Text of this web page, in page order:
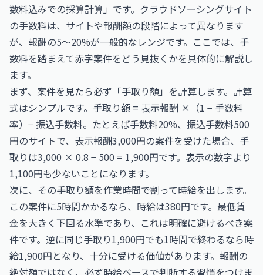
数料込みでの採算計算」です。クラウドソーシングサイト
の手数料は、サイトや報酬額の段階によって異なります
が、報酬の5〜20%が一般的なレンジです。ここでは、手
数料を踏まえて赤字案件をどう見抜くかを具体的に解説し
ます。
まず、案件を見たら必ず「手取り額」を計算します。計算
式はシンプルです。手取り額 = 表示報酬 ×（1 − 手数料
率）− 振込手数料。たとえば手数料20%、振込手数料500
円のサイトで、表示報酬3,000円の案件を受けた場合、手
取りは3,000 × 0.8 − 500 = 1,900円です。表示の数字より
1,100円も少ないことになります。
次に、その手取り額を作業時間で割って時給を出します。
この案件に5時間かかるなら、時給は380円です。最低賃
金を大きく下回る水準であり、これは明確に避けるべき案
件です。逆に同じ手取り1,900円でも1時間で終わるなら時
給1,900円となり、十分に受ける価値があります。報酬の
絶対額ではなく、必ず時給ベースで判断する習慣をつけま